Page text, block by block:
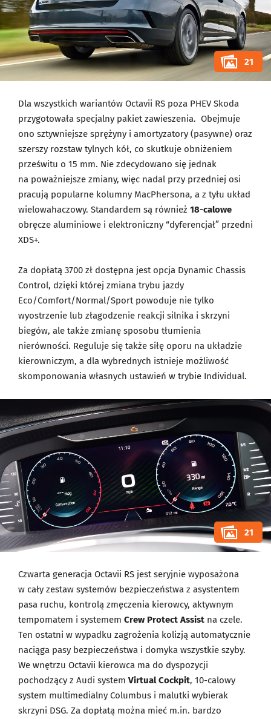
21
Dla wszystkich wariantów Octavii RS poza PHEV Skoda
przygotowała specjalny pakiet zawieszenia. Obejmuje
ono sztywniejsze sprężyny i amortyzatory (pasywne) oraz
szerszy rozstaw tylnych kół, co skutkuje obniżeniem
prześwitu o 15 mm. Nie zdecydowano się jednak
na poważniejsze zmiany, więc nadal przy przedniej osi
pracują popularne kolumny MacPhersona, a z tyłu układ
wielowahaczowy. Standardem są również 18-calowe
obręcze aluminiowe i elektroniczny “dyferencjał” przedni
XDS+.
Za dopłatą 3700 zł dostępna jest opcja Dynamic Chassis
Control, dzięki której zmiana trybu jazdy
Eco/Comfort/Normal/Sport powoduje nie tylko
wyostrzenie lub złagodzenie reakcji silnika i skrzyni
biegów, ale także zmianę sposobu tłumienia
nierówności. Reguluje się także siłę oporu na układzie
kierowniczym, a dla wybrednych istnieje możliwość
skomponowania własnych ustawień w trybie Individual.
21
Czwarta generacja Octavii RS jest seryjnie wyposażona
w cały zestaw systemów bezpieczeństwa z asystentem
pasa ruchu, kontrolą zmęczenia kierowcy, aktywnym
tempomatem i systemem Crew Protect Assist na czele.
Ten ostatni w wypadku zagrożenia kolizją automatycznie
naciąga pasy bezpieczeństwa i domyka wszystkie szyby.
We wnętrzu Octavii kierowca ma do dyspozycji
pochodzący z Audi system Virtual Cockpit, 10-calowy
system multimedialny Columbus i malutki wybierak
skrzyni DSG. Za dopłatą można mieć m.in. bardzo